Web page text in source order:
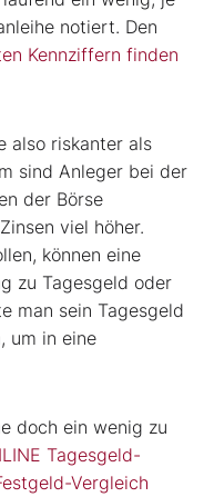
notiert. Den
Kennziffern finden
also riskanter als
sind Anleger bei der
der Börse
viel höher.
können eine
zu Tagesgeld oder
man sein Tagesgeld
um in eine
doch ein wenig zu
Tagesgeld-
Vergleich